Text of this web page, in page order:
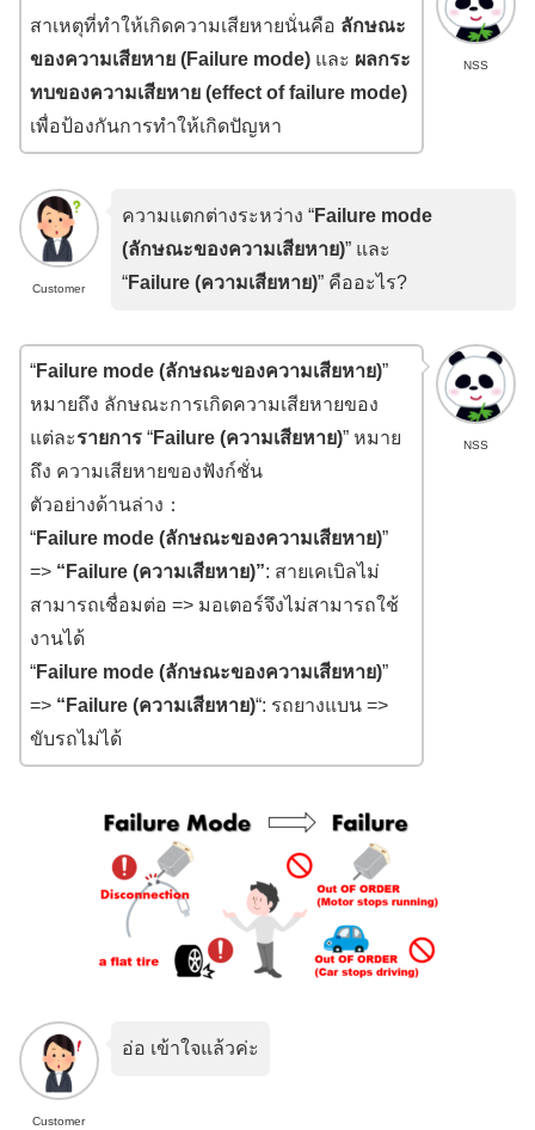
NSS
สาเหตุที่ทำให้เกิดความเสียหายนั่นคือ ลักษณะ
ของความเสียหาย (Failure mode) และ ผลกระ
ทบของความเสียหาย (effect of failure mode)
เพื่อป้องกันการทำให้เกิดปัญหา
Customer
ความแตกต่างระหว่าง “Failure mode
(ลักษณะของความเสียหาย)” และ
“Failure (ความเสียหาย)” คืออะไร?
NSS
“Failure mode (ลักษณะของความเสียหาย)”
หมายถึง ลักษณะการเกิดความเสียหายของ
แต่ละรายการ “Failure (ความเสียหาย)” หมาย
ถึง ความเสียหายของฟังก์ชั่น
ตัวอย่างด้านล่าง：
“Failure mode (ลักษณะของความเสียหาย)”
=> “Failure (ความเสียหาย)”: สายเคเบิลไม่
สามารถเชื่อมต่อ => มอเตอร์จึงไม่สามารถใช้
งานได้
“Failure mode (ลักษณะของความเสียหาย)”
=> “Failure (ความเสียหาย)“: รถยางแบน =>
ขับรถไม่ได้
Customer
อ่อ เข้าใจแล้วค่ะ